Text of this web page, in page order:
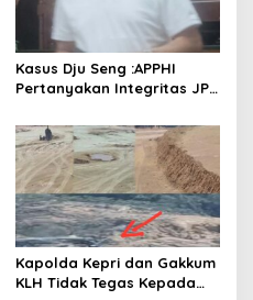
Kasus Dju Seng :APPHI
Pertanyakan Integritas JPU
“Main Mata” Kroni Eks-
Jampidsus
Kapolda Kepri dan Gakkum
KLH Tidak Tegas Kepada